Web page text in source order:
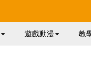
遊戲動漫 教